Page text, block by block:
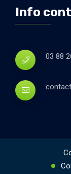
Info
03 88